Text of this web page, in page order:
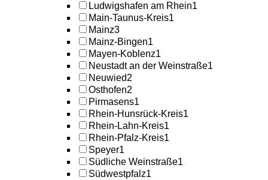
Ludwigshafen am Rhein1
Main-Taunus-Kreis1
Mainz3
Mainz-Bingen1
Mayen-Koblenz1
Neustadt an der Weinstraße1
Neuwied2
Osthofen2
Pirmasens1
Rhein-Hunsrück-Kreis1
Rhein-Lahn-Kreis1
Rhein-Pfalz-Kreis1
Speyer1
Südliche Weinstraße1
Südwestpfalz1